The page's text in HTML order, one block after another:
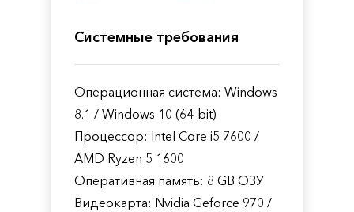
Системные требования
Операционная система: Windows
8.1 / Windows 10 (64-bit)
Процессор: Intel Core i5 7600 /
AMD Ryzen 5 1600
Оперативная память: 8 GB ОЗУ
Видеокарта: Nvidia Geforce 970 /